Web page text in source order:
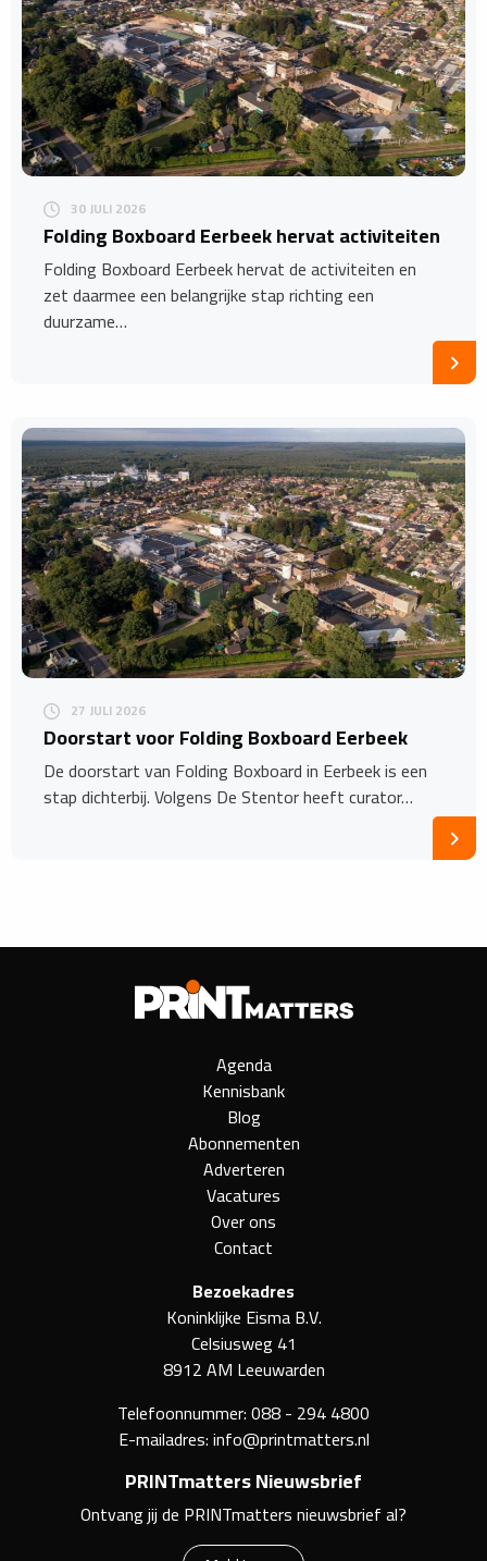
30 JULI 2026
Folding Boxboard Eerbeek hervat activiteiten
Folding Boxboard Eerbeek hervat de activiteiten en
zet daarmee een belangrijke stap richting een
duurzame…
27 JULI 2026
Doorstart voor Folding Boxboard Eerbeek
De doorstart van Folding Boxboard in Eerbeek is een
stap dichterbij. Volgens De Stentor heeft curator…
Agenda
Kennisbank
Blog
Abonnementen
Adverteren
Vacatures
Over ons
Contact
Bezoekadres
Koninklijke Eisma B.V.
Celsiusweg 41
8912 AM Leeuwarden
Telefoonnummer:088 - 294 4800
E-mailadres:info@printmatters.nl
PRINTmatters Nieuwsbrief
Ontvang jij de PRINTmatters nieuwsbrief al?